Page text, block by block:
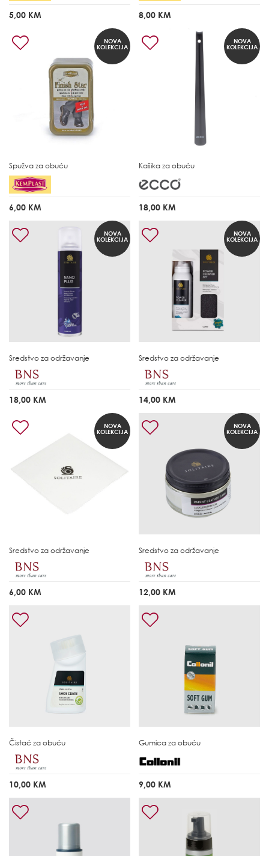
5,00 KM 8,00 KM
NOVA
KOLEKCIJA
Spužva za obuću
6,00 KM
NOVA
KOLEKCIJA
Kašika za obuću
18,00 KM
NOVA
KOLEKCIJA
Sredstvo za održavanje
18,00 KM
NOVA
KOLEKCIJA
Sredstvo za održavanje
14,00 KM
NOVA
KOLEKCIJA
Sredstvo za održavanje
6,00 KM
NOVA
KOLEKCIJA
Sredstvo za održavanje
12,00 KM
Čistać za obuću
10,00 KM
Gumica za obuću
9,00 KM